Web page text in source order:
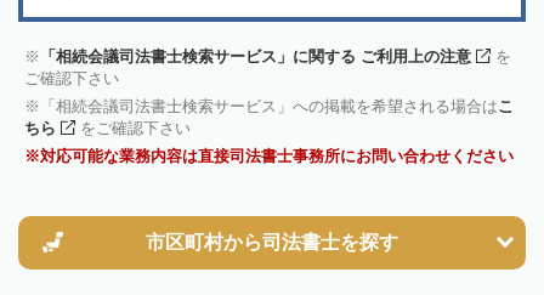
「相続会議司法書士検索サービス」に関する ご利用上の注意
を
ご確認下さい
「相続会議司法書士検索サービス」への掲載を希望される場合はこ
ちら
をご確認下さい
対応可能な業務内容は直接司法書士事務所にお問い合わせください
市区町村から司法書士を探す